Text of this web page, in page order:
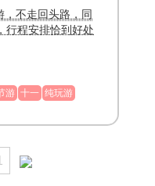
，不走回头路，同
行程安排恰到好处
游 十一 纯玩游